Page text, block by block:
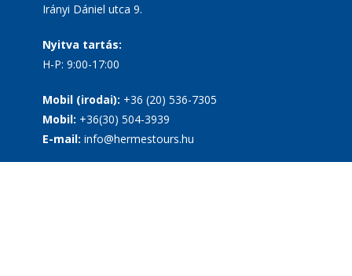
Irányi Dániel utca 9.
Nyitva tartás:
H-P: 9:00-17:00
Mobil (irodai): +36 (20) 536-7305
Mobil: +36(30) 504-3939
E-mail: info@hermestours.hu